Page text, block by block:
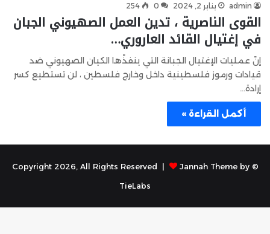
admin يناير 2, 2024 0
254
القوى الناصرية ، تدين العمل الصهيوني الجبان
في إغتيال القائد العاروري…
إنً عمليات الإغتيال الجبانة التي ينفذًها الكيان الصهيوني ضد
قيادات ورموز فلسطينية داخل وخارج فلسطين ، لن تستطيع كسر
إرادة…
أكمل القراءة »
© Copyright 2026, All Rights Reserved |
Jannah Theme by
TieLabs